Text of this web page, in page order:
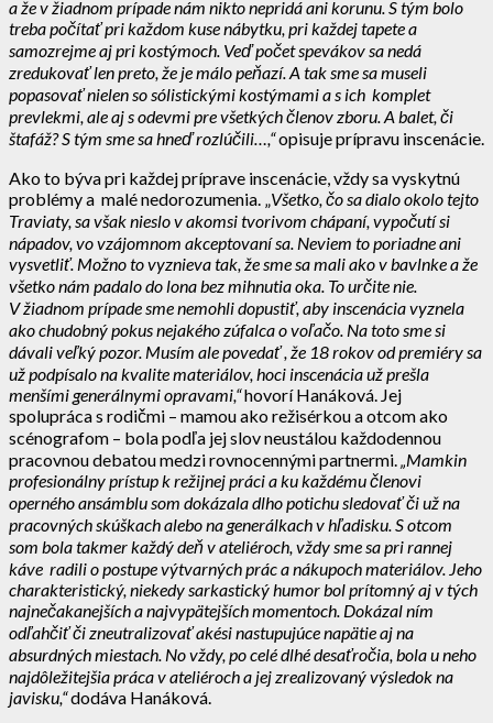
a že v žiadnom prípade nám nikto nepridá ani korunu. S tým bolo
treba počítať pri každom kuse nábytku, pri každej tapete a
samozrejme aj pri kostýmoch. Veď počet spevákov sa nedá
zredukovať len preto, že je málo peňazí. A tak sme sa museli
popasovať nielen so sólistickými kostýmami a s ich komplet
prevlekmi, ale aj s odevmi pre všetkých členov zboru. A balet, či
štafáž? S tým sme sa hneď rozlúčili…,“opisuje prípravu inscenácie.
Ako to býva pri každej príprave inscenácie, vždy sa vyskytnú
problémy a malé nedorozumenia. „ Všetko, čo sa dialo okolo tejto
Traviaty, sa však nieslo v akomsi tvorivom chápaní, vypočutí si
nápadov, vo vzájomnom akceptovaní sa. Neviem to poriadne ani
vysvetliť. Možno to vyznieva tak, že sme sa mali ako v bavlnke a že
všetko nám padalo do lona bez mihnutia oka. To určite nie.
V žiadnom prípade sme nemohli dopustiť, aby inscenácia vyznela
ako chudobný pokus nejakého zúfalca o voľačo. Na toto sme si
dávali veľký pozor. Musím ale povedať , že 18 rokov od premiéry sa
už podpísalo na kvalite materiálov, hoci inscenácia už prešla
menšími generálnymi opravami,“hovorí Hanáková. Jej
spolupráca s rodičmi – mamou ako režisérkou a otcom ako
scénografom – bola podľa jej slov neustálou každodennou
pracovnou debatou medzi rovnocennými partnermi.
„Mamkin
profesionálny prístup k režijnej práci a ku každému členovi
operného ansámblu som dokázala dlho potichu sledovať či už na
pracovných skúškach alebo na generálkach v hľadisku. S otcom
som bola takmer každý deň v ateliéroch, vždy sme sa pri rannej
káve radili o postupe výtvarných prác a nákupoch materiálov. Jeho
charakteristický, niekedy sarkastický humor bol prítomný aj v tých
najnečakanejších a najvypätejších momentoch. Dokázal ním
odľahčiť či zneutralizovať akési nastupujúce napätie aj na
absurdných miestach. No vždy, po celé dlhé desaťročia, bola u neho
najdôležitejšia práca v ateliéroch a jej zrealizovaný výsledok na
javisku,“dodáva Hanáková.